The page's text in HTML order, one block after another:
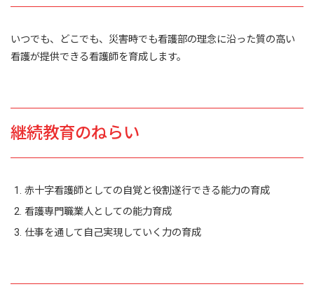
いつでも、どこでも、災害時でも看護部の理念に沿った質の高い
看護が提供できる看護師を育成します。
継続教育のねらい
赤十字看護師としての自覚と役割遂行できる能力の育成
看護専門職業人としての能力育成
仕事を通して自己実現していく力の育成